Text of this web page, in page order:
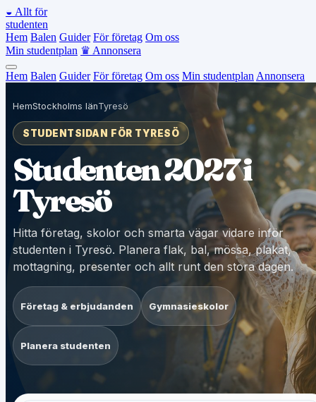
◒ Allt för
studenten
Hem Balen Guider För företag Om oss
Min studentplan ♛ Annonsera
Hem Balen Guider För företag Om oss Min studentplan Annonsera
HemStockholms länTyresö
STUDENTSIDAN FÖR TYRESÖ
Studenten 2027 i
Tyresö
Hitta företag, skolor och smarta vägar vidare inför
studenten i Tyresö. Planera flak, bal, mössa, plakat,
mottagning, presenter och allt runt den stora dagen.
Företag & erbjudanden Gymnasieskolor
Planera studenten